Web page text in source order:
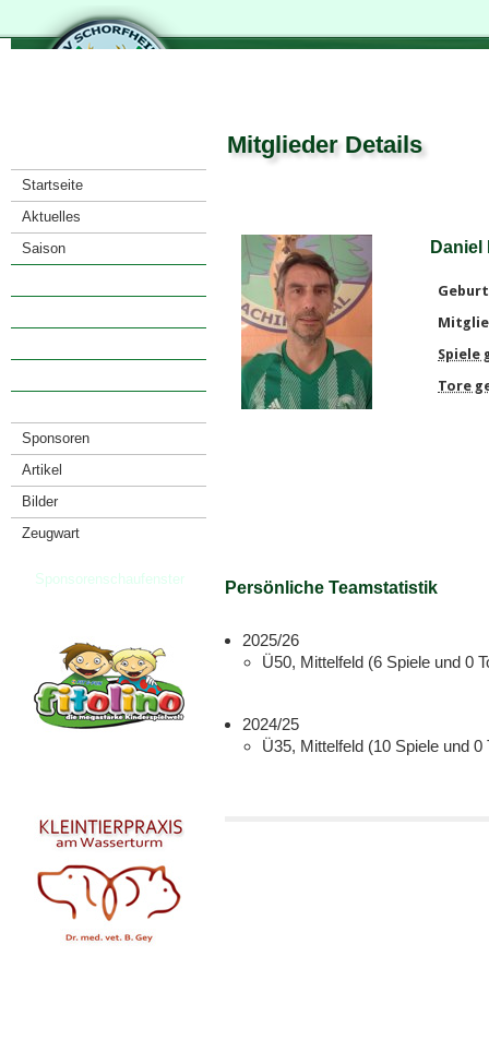
Mitglieder Details
Startseite
Aktuelles
Saison
Sponsoren
Artikel
Bilder
Zeugwart
Sponsorenschaufenster
Daniel
Spiele
Tore
Persönliche Teamstatistik
2025/26
Ü50, Mittelfeld (6 Spiele und 0
2024/25
Ü35, Mittelfeld (10 Spiele und 0